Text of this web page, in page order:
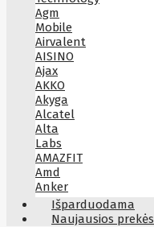
Agm
Mobile
Airvalent
AISINO
Ajax
AKKO
Akyga
Alcatel
Alta
Labs
AMAZFIT
Amd
Anker
Antec
Aoc
Išparduodama
Naujausios prekės